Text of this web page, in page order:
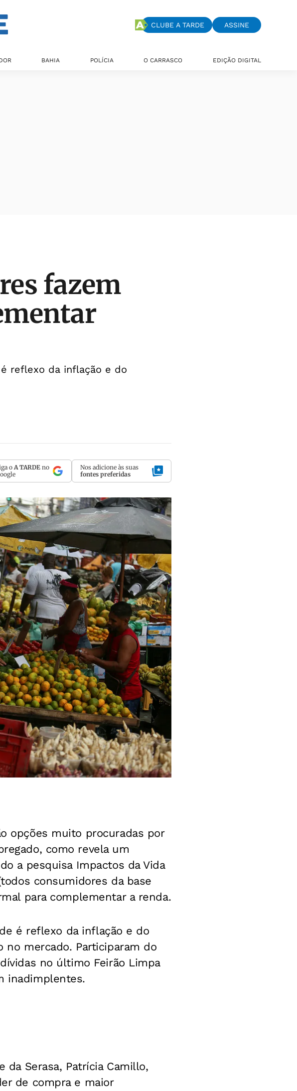
CLUBE A TARDE ASSINE
BAHIA POLÍCIA O CARRASCO EDIÇÃO DIGITAL
fazem
reflexo da inflação e do
oA TARDE no
Nos adicione às suas
fontes preferidas
opções muito procuradas por
como revela um
a pesquisa Impactos da Vida
consumidores da base
para complementar a renda.
é reflexo da inflação e do
no mercado. Participaram do
no último Feirão Limpa
inadimplentes.
Serasa, Patrícia Camillo,
de compra e maior